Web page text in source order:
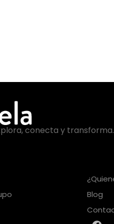
conecta y transforma.
Blog